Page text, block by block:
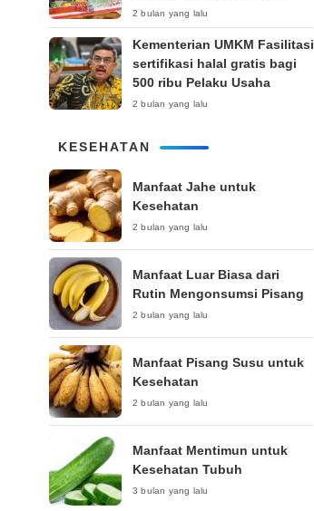
Setara Kota Besar
2 bulan yang lalu
Kementerian UMKM Fasilitasi
sertifikasi halal gratis bagi
500 ribu Pelaku Usaha
2 bulan yang lalu
KESEHATAN
Manfaat Jahe untuk
Kesehatan
2 bulan yang lalu
Manfaat Luar Biasa dari
Rutin Mengonsumsi Pisang
2 bulan yang lalu
Manfaat Pisang Susu untuk
Kesehatan
2 bulan yang lalu
Manfaat Mentimun untuk
Kesehatan Tubuh
3 bulan yang lalu